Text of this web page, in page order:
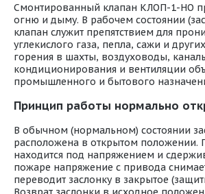
Смонтированный клапан КЛОП-1-НО
огню и дыму. В рабочем состоянии
клапан служит препятствием для
углекислого газа, пепла, сажи и
горения в шахты, воздуховоды,
кондиционирования и вентиляции
промышленного и бытового
Принцип работы нормально
В обычном (нормальном) состоянии
расположена в открытом положении.
находится под напряжением и
пожаре напряжение с привода
переводит заслонку в закрытое